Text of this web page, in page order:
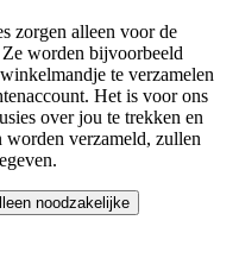
zorgen alleen voor de
worden bijvoorbeeld
te verzamelen
Het is voor ons
over jou te trekken en
worden verzameld, zullen
noodzakelijke